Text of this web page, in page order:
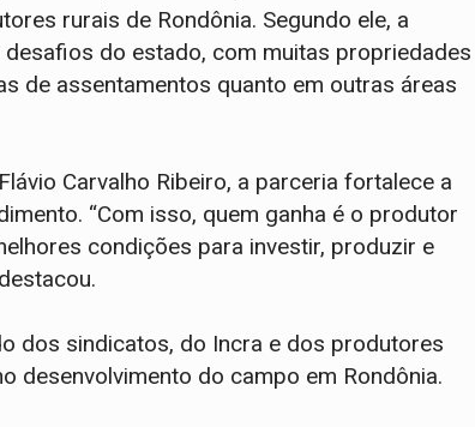
rurais de Rondônia. Segundo ele, a
do estado, com muitas propriedades
de assentamentos quanto em outras áreas
Carvalho Ribeiro, a parceria fortalece a
“Com isso, quem ganha é o produtor
condições para investir, produzir e
dos sindicatos, do Incra e dos produtores
desenvolvimento do campo em Rondônia.